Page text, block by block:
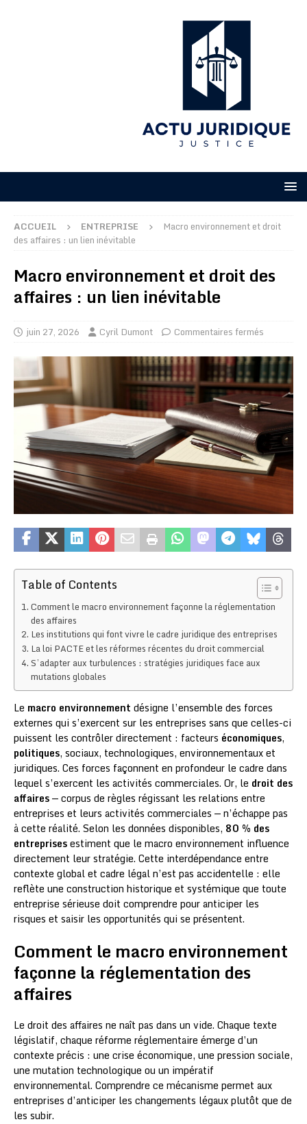
ACCUEIL ENTREPRISE
Macro environnement et droit
des affaires : un lien inévitable
Macro environnement et droit des
affaires : un lien inévitable
juin 27, 2026 Cyril Dumont Commentaires fermés
Table of Contents
Comment le macro environnement façonne la réglementation
des affaires
Les institutions qui font vivre le cadre juridique des entreprises
La loi PACTE et les réformes récentes du droit commercial
S’adapter aux turbulences : stratégies juridiques face aux
mutations globales
Le macro environnement désigne l’ensemble des forces
externes qui s’exercent sur les entreprises sans que celles-ci
puissent les contrôler directement : facteurs économiques,
politiques, sociaux, technologiques, environnementaux et
juridiques. Ces forces façonnent en profondeur le cadre dans
lequel s’exercent les activités commerciales. Or, le droit des
affaires— corpus de règles régissant les relations entre
entreprises et leurs activités commerciales — n’échappe pas
à cette réalité. Selon les données disponibles, 80 % des
entreprisesestiment que le macro environnement influence
directement leur stratégie. Cette interdépendance entre
contexte global et cadre légal n’est pas accidentelle : elle
reflète une construction historique et systémique que toute
entreprise sérieuse doit comprendre pour anticiper les
risques et saisir les opportunités qui se présentent.
Comment le macro environnement
façonne la réglementation des
affaires
Le droit des affaires ne naît pas dans un vide. Chaque texte
législatif, chaque réforme réglementaire émerge d’un
contexte précis : une crise économique, une pression sociale,
une mutation technologique ou un impératif
environnemental. Comprendre ce mécanisme permet aux
entreprises d’anticiper les changements légaux plutôt que de
les subir.